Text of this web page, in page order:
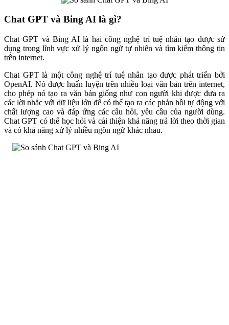
Chat GPT và Bing AI là gì?
Chat GPT và Bing AI là hai công nghệ trí tuệ nhân tạo được sử
dụng trong lĩnh vực xử lý ngôn ngữ tự nhiên và tìm kiếm thông tin
trên internet.
Chat GPT là một công nghệ trí tuệ nhân tạo được phát triển bởi
OpenAI. Nó được huấn luyện trên nhiều loại văn bản trên internet,
cho phép nó tạo ra văn bản giống như con người khi được đưa ra
các lời nhắc với dữ liệu lớn để có thể tạo ra các phản hồi tự động với
chất lượng cao và đáp ứng các câu hỏi, yêu cầu của người dùng.
Chat GPT có thể học hỏi và cải thiện khả năng trả lời theo thời gian
và có khả năng xử lý nhiều ngôn ngữ khác nhau.